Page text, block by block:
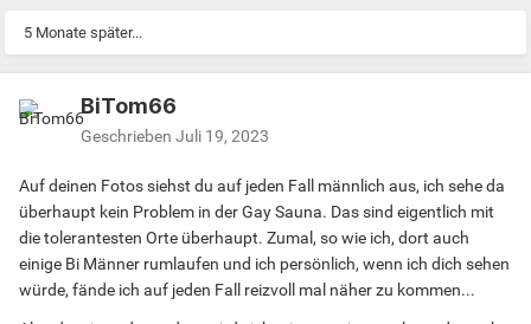
5 Monate später...
BiTom66
Geschrieben Juli 19, 2023
Auf deinen Fotos siehst du auf jeden Fall männlich aus, ich sehe da
überhaupt kein Problem in der Gay Sauna. Das sind eigentlich mit
die tolerantesten Orte überhaupt. Zumal, so wie ich, dort auch
einige Bi Männer rumlaufen und ich persönlich, wenn ich dich sehen
würde, fände ich auf jeden Fall reizvoll mal näher zu kommen...